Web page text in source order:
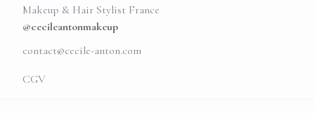
Makeup & Hair Stylist France
@cecileantonmakeup
contact@cecile-anton.com
CGV